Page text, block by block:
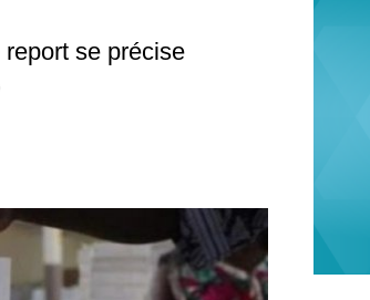
se précise